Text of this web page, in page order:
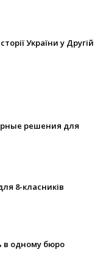
України у Другій
решения для
8-класників
в одному бюро